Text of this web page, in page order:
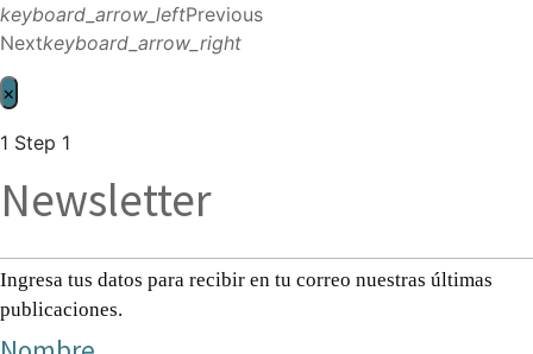
keyboard_arrow_leftPrevious
Nextkeyboard_arrow_right
×
1 Step 1
Newsletter
Ingresa tus datos para recibir en tu correo nuestras últimas
publicaciones.